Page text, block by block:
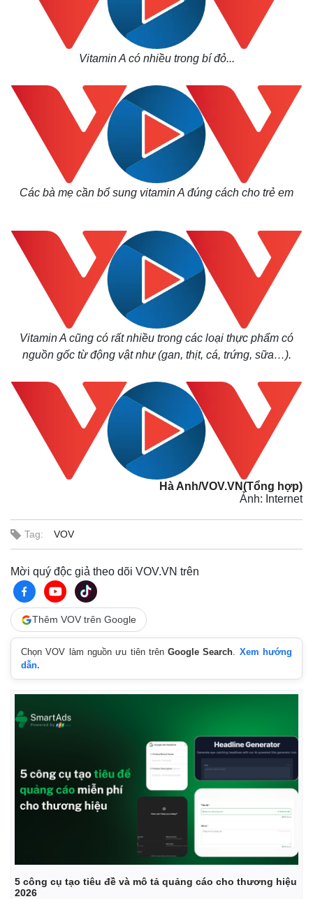
Chứng khoán
Giá cà phê
Pháp luật
Vụ án
Quân sự - Quốc phòng
Vũ khí
Việt Nam
Phân tích
Vitamin A có nhiều trong bí đỏ...
Các bà mẹ cần bổ sung vitamin A đúng cách cho trẻ em
Vitamin A cũng có rất nhiều trong các loại thực phẩm có
nguồn gốc từ động vật như (gan, thịt, cá, trứng, sữa…).
Hà Anh/VOV.VN(Tổng hợp)
Ảnh: Internet
Tag: VOV
Mời quý độc giả theo dõi VOV.VN trên
Thêm VOV trên Google
Chọn VOV làm nguồn ưu tiên trênGoogle Search. Xem hướng
dẫn.
5 công cụ tạo tiêu đề và mô tả quảng cáo cho thương hiệu
2026